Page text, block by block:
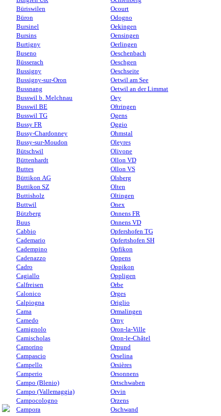
Büriswilen
Büron
Bursinel
Bursins
Burtigny
Buseno
Büsserach
Bussigny
Bussigny-sur-Oron
Bussnang
Busswil b. Melchnau
Busswil BE
Busswil TG
Bussy FR
Bussy-Chardonney
Bussy-sur-Moudon
Bütschwil
Büttenhardt
Buttes
Büttikon AG
Buttikon SZ
Buttisholz
Buttwil
Bützberg
Buus
Cabbio
Cademario
Cadempino
Cadenazzo
Cadro
Cagiallo
Calfreisen
Calonico
Calpiogna
Cama
Camedo
Camignolo
Camischolas
Camorino
Campascio
Campello
Camperio
Campo (Blenio)
Campo (Vallemaggia)
Campocologno
Campora
Ocourt
Odogno
Oekingen
Oensingen
Oerlingen
Oeschenbach
Oeschgen
Oeschseite
Oetwil am See
Oetwil an der Limmat
Oey
Oftringen
Ogens
Oggio
Ohmstal
Oleyres
Olivone
Ollon VD
Ollon VS
Olsberg
Olten
Oltingen
Onex
Onnens FR
Onnens VD
Opfershofen TG
Opfertshofen SH
Opfikon
Oppens
Oppikon
Oppligen
Orbe
Orges
Origlio
Ormalingen
Orny
Oron-la-Ville
Oron-le-Châtel
Orpund
Orselina
Orsières
Orsonnens
Ortschwaben
Orvin
Orzens
Oschwand